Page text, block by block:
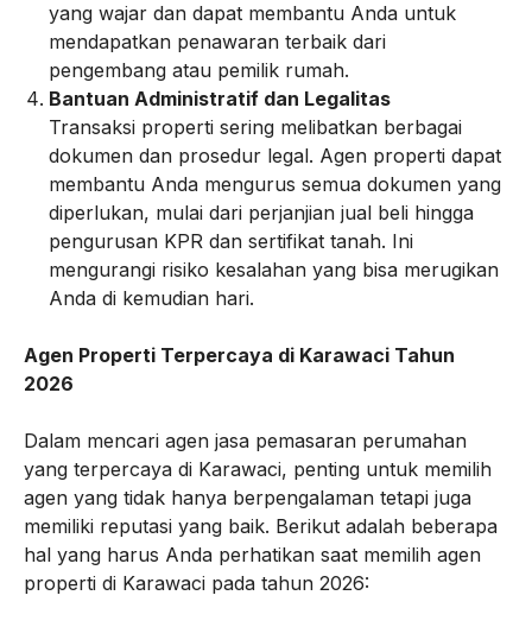
yang wajar dan dapat membantu Anda untuk
mendapatkan penawaran terbaik dari
pengembang atau pemilik rumah.
Bantuan Administratif dan Legalitas
Transaksi properti sering melibatkan berbagai
dokumen dan prosedur legal. Agen properti dapat
membantu Anda mengurus semua dokumen yang
diperlukan, mulai dari perjanjian jual beli hingga
pengurusan KPR dan sertifikat tanah. Ini
mengurangi risiko kesalahan yang bisa merugikan
Anda di kemudian hari.
Agen Properti Terpercaya di Karawaci Tahun
2026
Dalam mencari agen jasa pemasaran perumahan
yang terpercaya di Karawaci, penting untuk memilih
agen yang tidak hanya berpengalaman tetapi juga
memiliki reputasi yang baik. Berikut adalah beberapa
hal yang harus Anda perhatikan saat memilih agen
properti di Karawaci pada tahun 2026: